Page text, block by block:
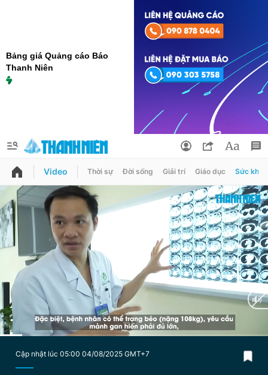
Bảng giá Quảng cáo Báo
Thanh Niên
QUẢNG CÁO
Chuyên mục
Chuyên mục khác
Chào ngày mới Tin 24h
Thông tin tài khoản
Đổi mật khẩu
Tin đã lưu
Tin đã xem
Đăng xuất
Video Thời sự Đời sống Giải trí Giáo dục Sức khỏe
Cập nhật lúc 05:00 04/08/2025 GMT+7